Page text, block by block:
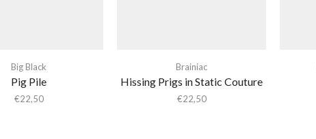
Big Black
Pig Pile
€22,50
Brainiac
Hissing Prigs in Static Couture
€22,50